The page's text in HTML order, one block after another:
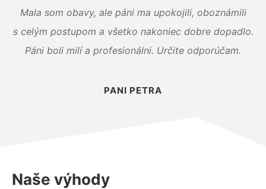
Mala som obavy, ale páni ma upokojili, oboznámili
s celým postupom a všetko nakoniec dobre dopadlo.
Páni boli milí a profesionálni. Určite odporúčam.
PANI PETRA
Naše výhody